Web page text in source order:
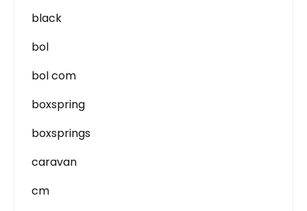
black
bol
bol com
boxspring
boxsprings
caravan
cm